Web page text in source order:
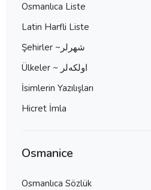
Osmanlıca Liste
Latin Harfli Liste
Şehirler ~شهرلر
Ülkeler ~ اولكه‌لر
İsimlerin Yazılışları
Hicret İmla
Osmanice
Osmanlıca Sözlük